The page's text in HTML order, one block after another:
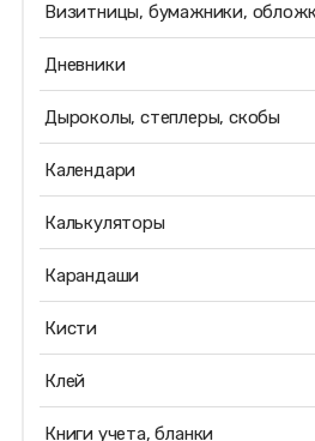
Визитницы, бумажники,
Дневники
Дыроколы, степлеры, скобы
Календари
Калькуляторы
Карандаши
Кисти
Клей
Книги учета, бланки